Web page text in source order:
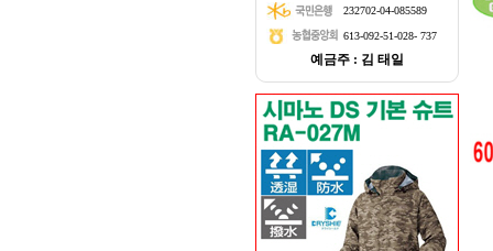
232702-04-085589
613-092-51-028- 737
예금주 : 김 태일